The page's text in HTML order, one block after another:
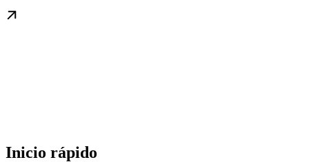
Inicio rápido